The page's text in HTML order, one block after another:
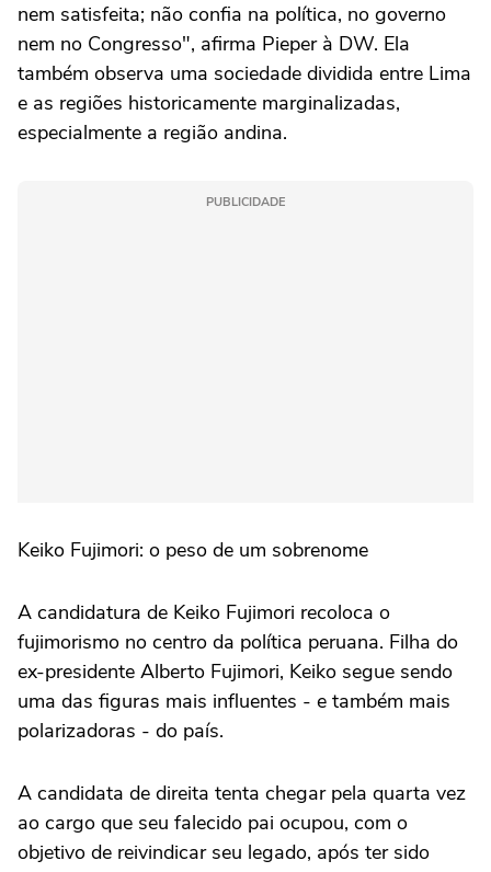
nem satisfeita; não confia na política, no governo
nem no Congresso", afirma Pieper à DW. Ela
também observa uma sociedade dividida entre Lima
e as regiões historicamente marginalizadas,
especialmente a região andina.
PUBLICIDADE
Keiko Fujimori: o peso de um sobrenome
A candidatura de Keiko Fujimori recoloca o
fujimorismo no centro da política peruana. Filha do
ex-presidente Alberto Fujimori, Keiko segue sendo
uma das figuras mais influentes - e também mais
polarizadoras - do país.
A candidata de direita tenta chegar pela quarta vez
ao cargo que seu falecido pai ocupou, com o
objetivo de reivindicar seu legado, após ter sido